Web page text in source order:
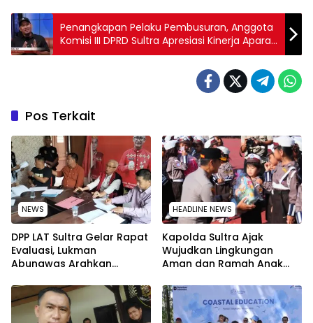
Penangkapan Pelaku Pembusuran, Anggota
Komisi III DPRD Sultra Apresiasi Kinerja Aparat
Kepolisian
Pos Terkait
NEWS
‎DPP LAT Sultra Gelar Rapat
Evaluasi, Lukman
Abunawas Arahkan
Secara Rutin dan
Menyeluruh
HEADLINE NEWS
Kapolda Sultra Ajak
Wujudkan Lingkungan
Aman dan Ramah Anak
Nasional 2026